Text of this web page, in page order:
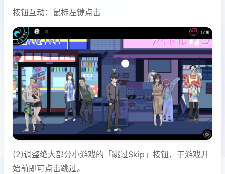
按钮互动：鼠标左键点击
(2)调整绝大部分小游戏的「跳过Skip」按钮，于游戏开
始前即可点击跳过。